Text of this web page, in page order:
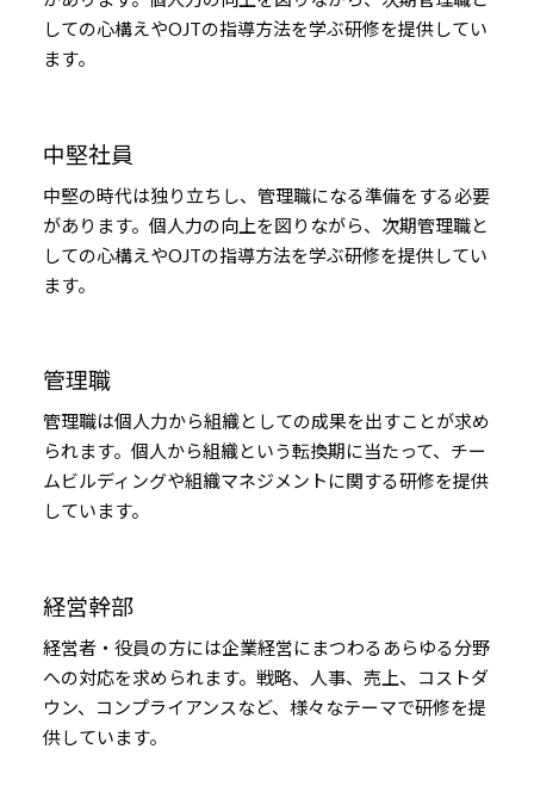
しての心構えやOJTの指導方法を学ぶ研修を提供してい
ます。
中堅社員
中堅の時代は独り立ちし、管理職になる準備をする必要
があります。個人力の向上を図りながら、次期管理職と
しての心構えやOJTの指導方法を学ぶ研修を提供してい
ます。
管理職
管理職は個人力から組織としての成果を出すことが求め
られます。個人から組織という転換期に当たって、チー
ムビルディングや組織マネジメントに関する研修を提供
しています。
経営幹部
経営者・役員の方には企業経営にまつわるあらゆる分野
への対応を求められます。戦略、人事、売上、コストダ
ウン、コンプライアンスなど、様々なテーマで研修を提
供しています。